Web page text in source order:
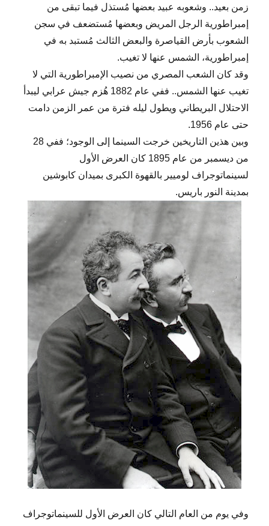
زمن بعيد.. وشعوبه عبيد بعضها مُستذل فيما تبقى من
إمبراطورية الرجل المريض وبعضها مُستضعف في سجن
الشعوب بأرض القياصرة والبعض الثالث مُستبد به في
إمبراطورية، الشمس عنها لا تغيب.
وقد كان الشعب المصري من نصيب الإمبراطورية التي لا
تغيب عنها الشمس.. ففي عام 1882 هُزم جيش عرابي ليبدأ
الاحتلال البريطاني ويطول ليله فترة من عمر الزمن دامت
حتى عام 1956.
وبين هذين التاريخين خرجت السينما إلى الوجود؛ ففي 28
من ديسمبر من عام 1895 كان العرض الأول
لسينماتوجراف لوميير بالقهوة الكبرى بميدان كابوشين
بمدينة النور باريس.
وفي يوم من العام التالي كان العرض الأول للسينماتوجراف